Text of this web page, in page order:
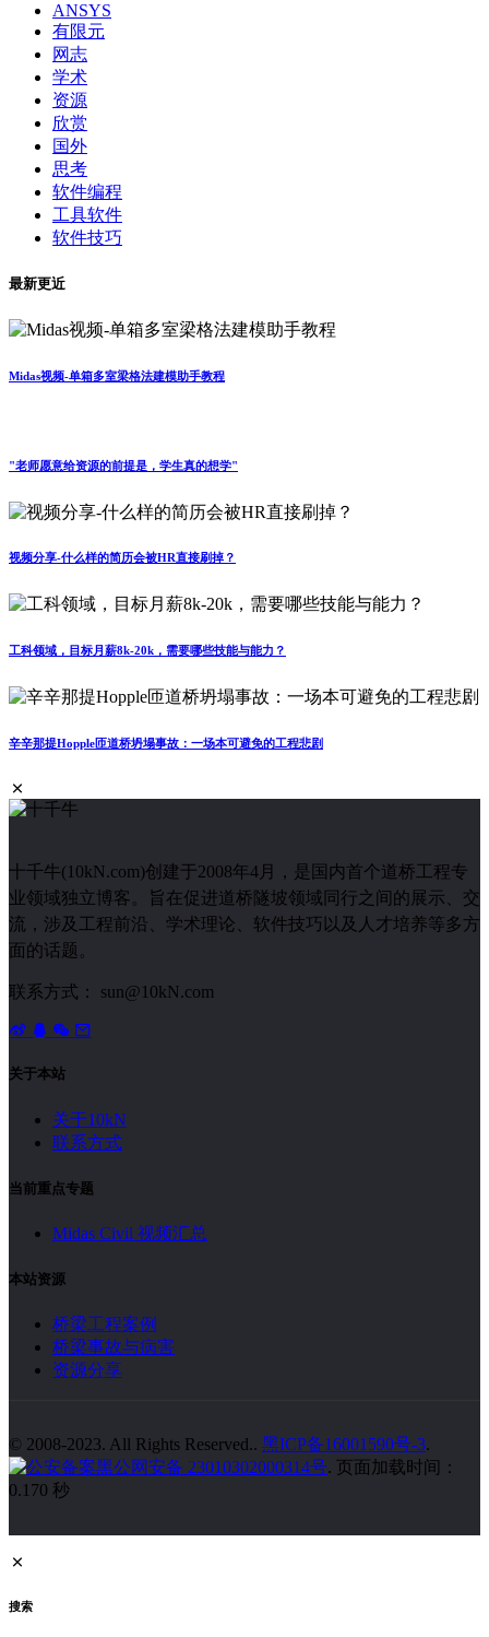
ANSYS
有限元
网志
学术
资源
欣赏
国外
思考
软件编程
工具软件
软件技巧
最新更近
Midas视频-单箱多室梁格法建模助手教程
"老师愿意给资源的前提是，学生真的想学"
视频分享-什么样的简历会被HR直接刷掉？
工科领域，目标月薪8k-20k，需要哪些技能与能力？
辛辛那提Hopple匝道桥坍塌事故：一场本可避免的工程悲剧
十千牛(10kN.com)创建于2008年4月，是国内首个道桥工程专
业领域独立博客。旨在促进道桥隧坡领域同行之间的展示、交
流，涉及工程前沿、学术理论、软件技巧以及人才培养等多方
面的话题。
联系方式： sun@10kN.com
关于本站
关于10kN
联系方式
当前重点专题
Midas Civil 视频汇总
本站资源
桥梁工程案例
桥梁事故与病害
资源分享
© 2008-2023. All Rights Reserved.. 黑ICP备16001590号-3.
黑公网安备 23010302000314号. 页面加载时间：
0.170 秒
搜索